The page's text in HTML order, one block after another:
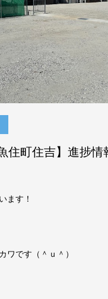
住町住吉】進捗
ます！
ワです（＾ｕ＾）